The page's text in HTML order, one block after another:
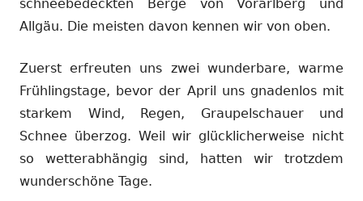
schneebedeckten Berge von Vorarlberg und
Allgäu. Die meisten davon kennen wir von oben.
Zuerst erfreuten uns zwei wunderbare, warme
Frühlingstage, bevor der April uns gnadenlos mit
starkem Wind, Regen, Graupelschauer und
Schnee überzog. Weil wir glücklicherweise nicht
so wetterabhängig sind, hatten wir trotzdem
wunderschöne Tage.